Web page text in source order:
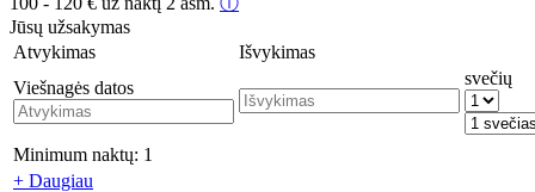
Jūsų užsakymas
Atvykimas
Išvykimas
Viešnagės datos
svečių
Minimum naktų: 1
+ Daugiau